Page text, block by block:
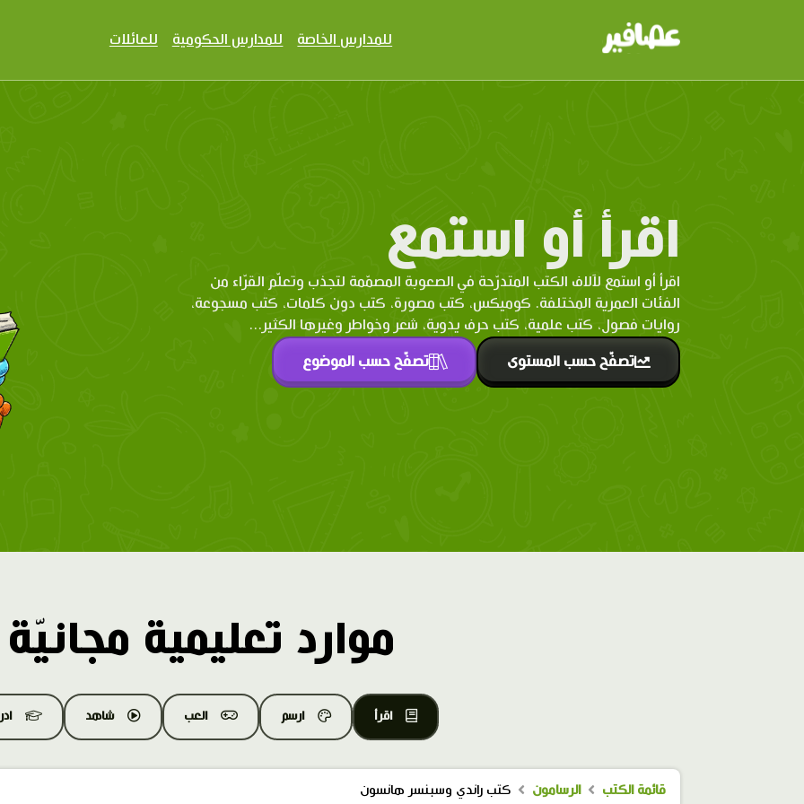
للمدارس الخاصة للمدارس الحكومية للعائلات
اقرأ أو استمع
اقرأ أو استمع لآلاف الكتب المتدرّحة في الصعوبة المصمّمة لتجذب وتعلّم القرّاء من
الفئات العمرية المختلفة. كوميكس، كتب مصورة، كتب دون كلمات، كتب مسجوعة،
روايات فصول، كتب علمية، كتب حرف يدوية، شعر وخواطر وغيرها الكثير...
تصفّح حسب المستوى تصفّح حسب الموضوع
موارد تعليمية مجانيّة
اقرأ ارسم العب شاهد
قائمة الكتب الرسامون كتب راندي وسبنسر هانسون